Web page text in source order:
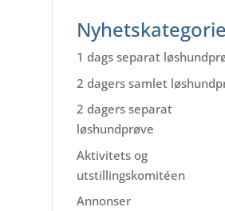
1 dags separat
2 dagers samlet
2 dagers separat
løshundprøve
Aktivitets og
utstillingskomitéen
Annonser